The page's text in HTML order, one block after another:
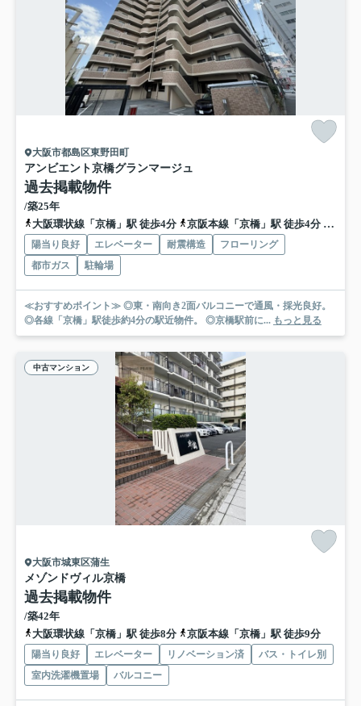
大阪市都島区東野田町
アンビエント京橋グランマージュ
過去掲載物件
/築25年
大阪環状線「京橋」駅 徒歩4分
京阪本線「京橋」駅 徒歩4分 地下
陽当り良好 エレベーター 耐震構造
フローリング
都市ガス
駐輪場
≪おすすめポイント≫ ◎東・南向き2面バルコニーで通風・採光良好。
◎各線「京橋」駅徒歩約4分の駅近物件。 ◎京橋駅前に... もっと見る
中古マンション
大阪市城東区蒲生
メゾンドヴィル京橋
過去掲載物件
/築42年
大阪環状線「京橋」駅 徒歩8分
京阪本線「京橋」駅 徒歩9分
陽当り良好 エレベーター リノベーション済
バス・トイレ別
室内洗濯機置場
バルコニー